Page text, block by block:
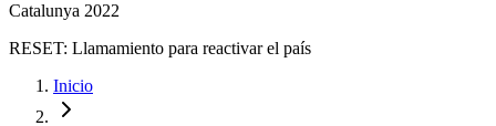
Catalunya 2022
RESET: Llamamiento para reactivar el país
Inicio